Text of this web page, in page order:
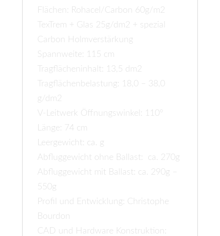
Flächen: Rohacel/Carbon 60g/m2
TexTrem + Glas 25g/dm2 + spezial
Carbon Holmverstärkung
Spannweite: 115 cm
Tragflächeninhalt: 13,5 dm2
Tragflächenbelastung: 18,0 – 38,0
g/dm2
V-Leitwerk Öffnungswinkel: 110°
Länge: 74 cm
Leergewicht: ca. g
Abfluggewicht ohne Ballast: ca. 270g
Abfluggewicht mit Ballast: ca. 290g –
550g
Profil und Entwicklung: Christophe
Bourdon
CAD und Hardware Konstruktion: